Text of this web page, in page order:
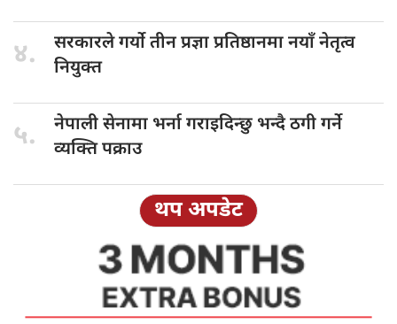
४. सरकारले गर्योतीन प्रज्ञा प्रतिष्ठानमा नयाँ नेतृत्व
नियुक्त
५. नेपाली सेनामा भर्ना गराइदिन्छु भन्दै ठगी गर्ने
व्यक्ति पक्राउ
थप अपडेट